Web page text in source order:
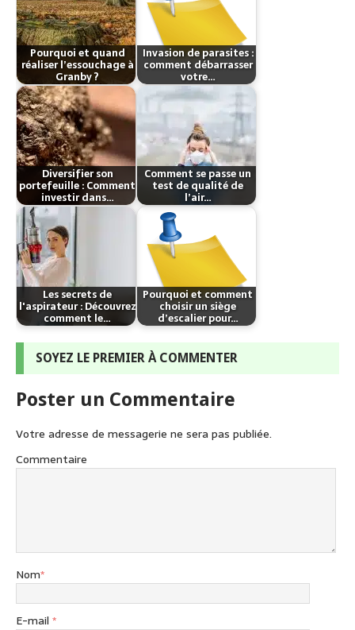
Pourquoi et quand
réaliser l’essouchage à
Granby ?
Invasion de parasites :
comment débarrasser
votre…
Diversifier son
portefeuille : Comment
investir dans…
Comment se passe un
test de qualité de
l’air…
Les secrets de
l'aspirateur : Découvrez
comment le…
Pourquoi et comment
choisir un siège
d’escalier pour…
SOYEZ LE PREMIER À COMMENTER
Poster un Commentaire
Votre adresse de messagerie ne sera pas publiée.
Commentaire
Nom*
E-mail *